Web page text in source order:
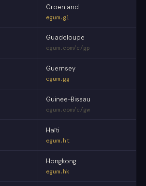
Groenland
egum.gl
Guadeloupe
egum.com/c/gp
Guernsey
egum.gg
Guinee-Bissau
egum.com/c/gw
Haïti
egum.ht
Hongkong
egum.hk